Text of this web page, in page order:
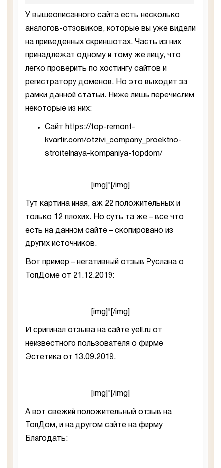
У вышеописанного сайта есть несколько
аналогов-отзовиков, которые вы уже видели
на приведенных скриншотах. Часть из них
принадлежат одному и тому же лицу, что
легко проверить по хостингу сайтов и
регистратору доменов. Но это выходит за
рамки данной статьи. Ниже лишь перечислим
некоторые из них:
Сайт https://top-remont-
kvartir.com/otzivi_company_proektno-
stroitelnaya-kompaniya-topdom/
[img]"[/img]
Тут картина иная, аж 22 положительных и
только 12 плохих. Но суть та же – все что
есть на данном сайте – скопировано из
других источников.
Вот пример – негативный отзыв Руслана о
ТопДоме от 21.12.2019:
[img]"[/img]
И оригинал отзыва на сайте yell.ru от
неизвестного пользователя о фирме
Эстетика от 13.09.2019.
[img]"[/img]
А вот свежий положительный отзыв на
ТопДом, и на другом сайте на фирму
Благодать: